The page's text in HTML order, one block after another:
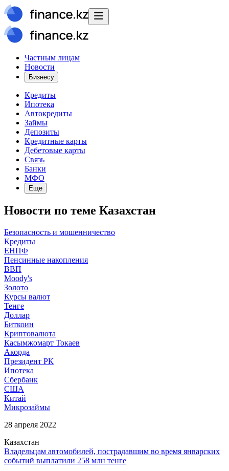
Частным лицам
Новости
Бизнесу
Кредиты
Ипотека
Автокредиты
Займы
Депозиты
Кредитные карты
Дебетовые карты
Связь
Банки
МФО
Еще
Новости по теме Казахстан
Безопасность и мошенничество
Кредиты
ЕНПФ
Пенсинные накопления
ВВП
Moody's
Золото
Курсы валют
Тенге
Доллар
Биткоин
Криптовалюта
Касымжомарт Токаев
Акорда
Президент РК
Ипотека
Сбербанк
США
Китай
Микрозаймы
28 апреля 2022
Казахстан
Владельцам автомобилей, пострадавшим во время январских
событий выплатили 258 млн тенге